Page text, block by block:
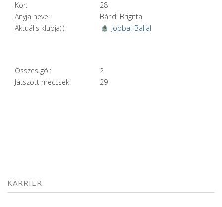
Kor:
28
Anyja neve:
Bándi Brigitta
Aktuális klubja(i):
Jobbal-Ballal
Összes gól:
2
Játszott meccsek:
29
KARRIER